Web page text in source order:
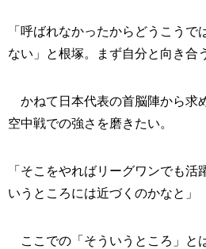
「呼ばれなかったからどうこう
ない」と根塚。まず自分と向き合
かねて日本代表の首脳陣から求
空中戦での強さを磨きたい。
「そこをやればリーグワンでも活
いうところには近づくのかなと」
ここでの「そういうところ」と